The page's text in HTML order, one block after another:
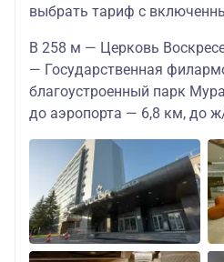
выбрать тариф с
В 258 м — Церковь
— Государственная
благоустроенный парк
до аэропорта — 6,8 км, до